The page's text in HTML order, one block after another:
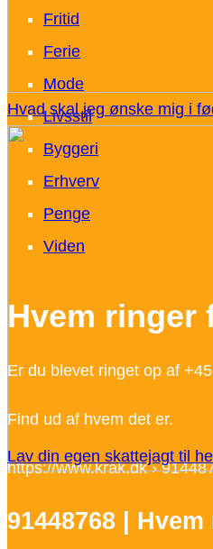
Hvad skal jeg ønske mig i
Lav din egen skattejagt til
Fritid
Ferie
Mode
Livsstil
Byggeri
Erhverv
Penge
Viden
Hvem ringer
Er du blevet ringet op af
Find ud af hvem det er.
https://www.krak.dk ›
91448768 |